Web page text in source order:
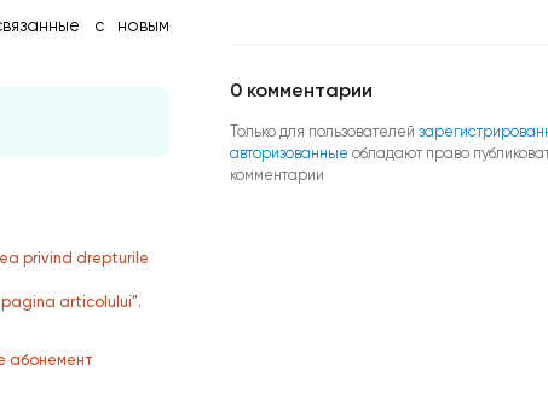
с новым
privind drepturile
pagina articolului”.
абонемент
0 комментарии
Только для пользователей
авторизованные обладают право
комментарии